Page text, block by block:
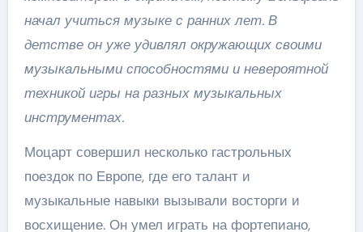
начал учиться музыке с ранних лет. В
детстве он уже удивлял окружающих своими
музыкальными способностями и невероятной
техникой игры на разных музыкальных
инструментах.
Моцарт совершил несколько гастрольных
поездок по Европе, где его талант и
музыкальные навыки вызывали восторги и
восхищение. Он умел играть на фортепиано,